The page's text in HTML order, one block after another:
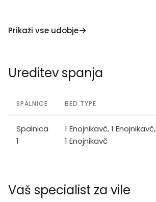
Prikaži vse udobje
Ureditev spanja
SPALNICE BED TYPE
Spalnica
1
1 Enojnikavč, 1 Enojnikavč,
1 Enojnikavč
Vaš specialist za vile